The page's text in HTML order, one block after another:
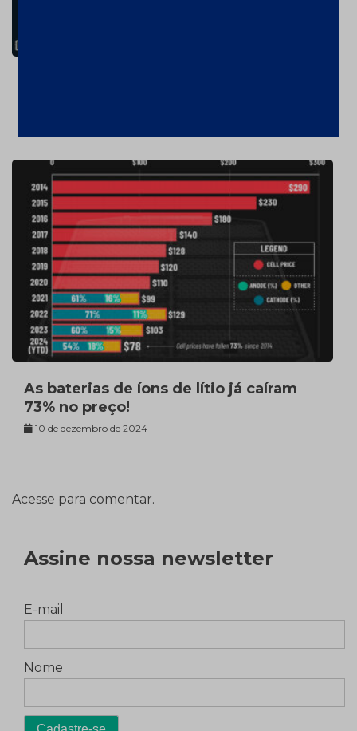
As baterias de íons de lítio já caíram
73% no preço!
10 de dezembro de 2024
Acesse para comentar.
Assine nossa newsletter
E-mail
Nome